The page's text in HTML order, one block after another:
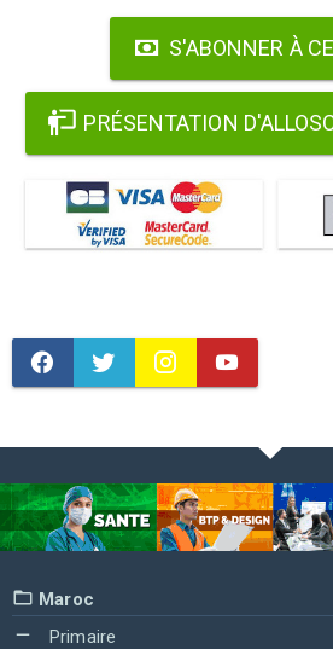
S'ABONNER À
PRÉSENTATION
Maroc
Primaire